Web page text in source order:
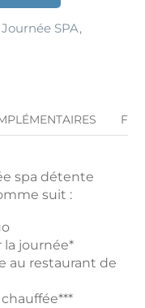
Journée SPA,
FAQ
spa détente
suit :
la journée*
au restaurant de